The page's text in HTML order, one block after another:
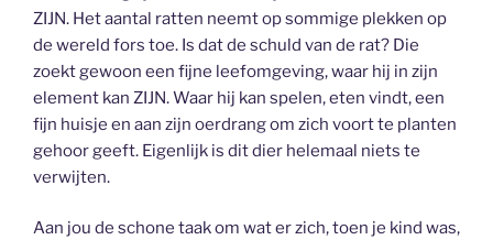
ZIJN. Het aantal ratten neemt op sommige plekken op
de wereld fors toe. Is dat de schuld van de rat? Die
zoekt gewoon een fijne leefomgeving, waar hij in zijn
element kan ZIJN. Waar hij kan spelen, eten vindt, een
fijn huisje en aan zijn oerdrang om zich voort te planten
gehoor geeft. Eigenlijk is dit dier helemaal niets te
verwijten.
Aan jou de schone taak om wat er zich, toen je kind was,